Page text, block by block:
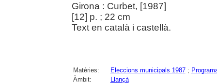
Girona : Curbet, [1987]
[12] p. ; 22 cm
Text en català i castellà.
Matèries: Eleccions municipals 1987;
Àmbit:
Llançà